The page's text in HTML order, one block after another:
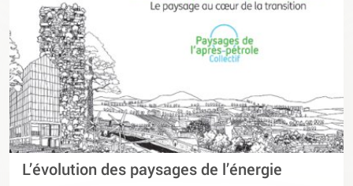
L’évolution des paysages de l’énergie